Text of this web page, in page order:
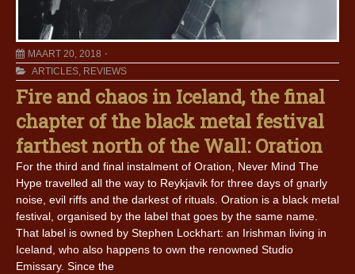
MAART 20, 2018
ARTICLES, REVIEWS
Fire and chaos in Iceland, the final
chapter of the black metal festival
farthest north of the Wall: Oration
For the third and final instalment of Oration, Never Mind The
Hype travelled all the way to Reykjavik for three days of gnarly
noise, evil riffs and the darkest of rituals. Oration is a black metal
festival, organised by the label that goes by the same name.
That label is owned by Stephen Lockhart: an Irishman living in
Iceland, who also happens to own the renowned Studio
Emissary. Since the